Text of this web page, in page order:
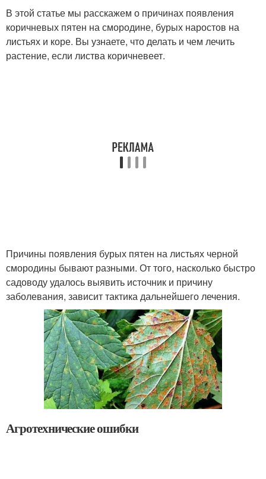
В этой статье мы расскажем о причинах появления
коричневых пятен на смородине, бурых наростов на
листьях и коре. Вы узнаете, что делать и чем лечить
растение, если листва коричневеет.
Причины появления бурых пятен на листьях черной
смородины бывают разными. От того, насколько быстро
садоводу удалось выявить источник и причину
заболевания, зависит тактика дальнейшего лечения.
Агротехнические ошибки